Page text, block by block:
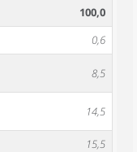
100,0
0,6
8,5
14,5
15,5